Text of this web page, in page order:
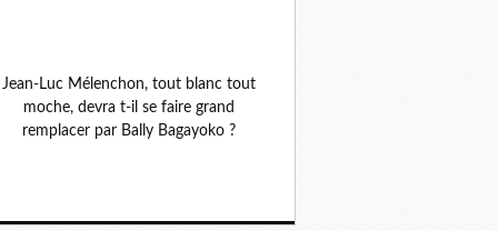
Jean-Luc Mélenchon, tout blanc tout
moche, devra t-il se faire grand
remplacer par Bally Bagayoko ?